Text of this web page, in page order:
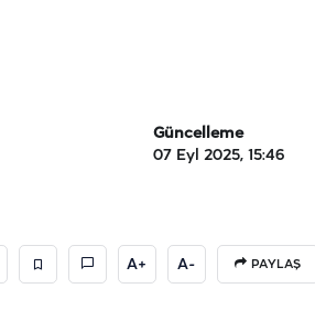
Güncelleme
07 Eyl 2025, 15:46
A+ A- PAYLAŞ